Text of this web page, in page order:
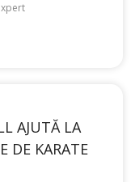
AJUTĂ LA
DE KARATE